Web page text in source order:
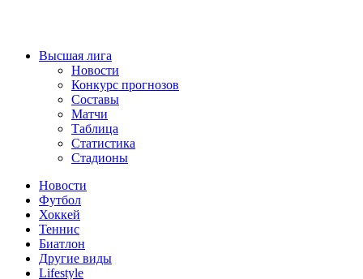
Высшая лига
Новости
Конкурс прогнозов
Составы
Матчи
Таблица
Статистика
Стадионы
Новости
Футбол
Хоккей
Теннис
Биатлон
Другие виды
Lifestyle